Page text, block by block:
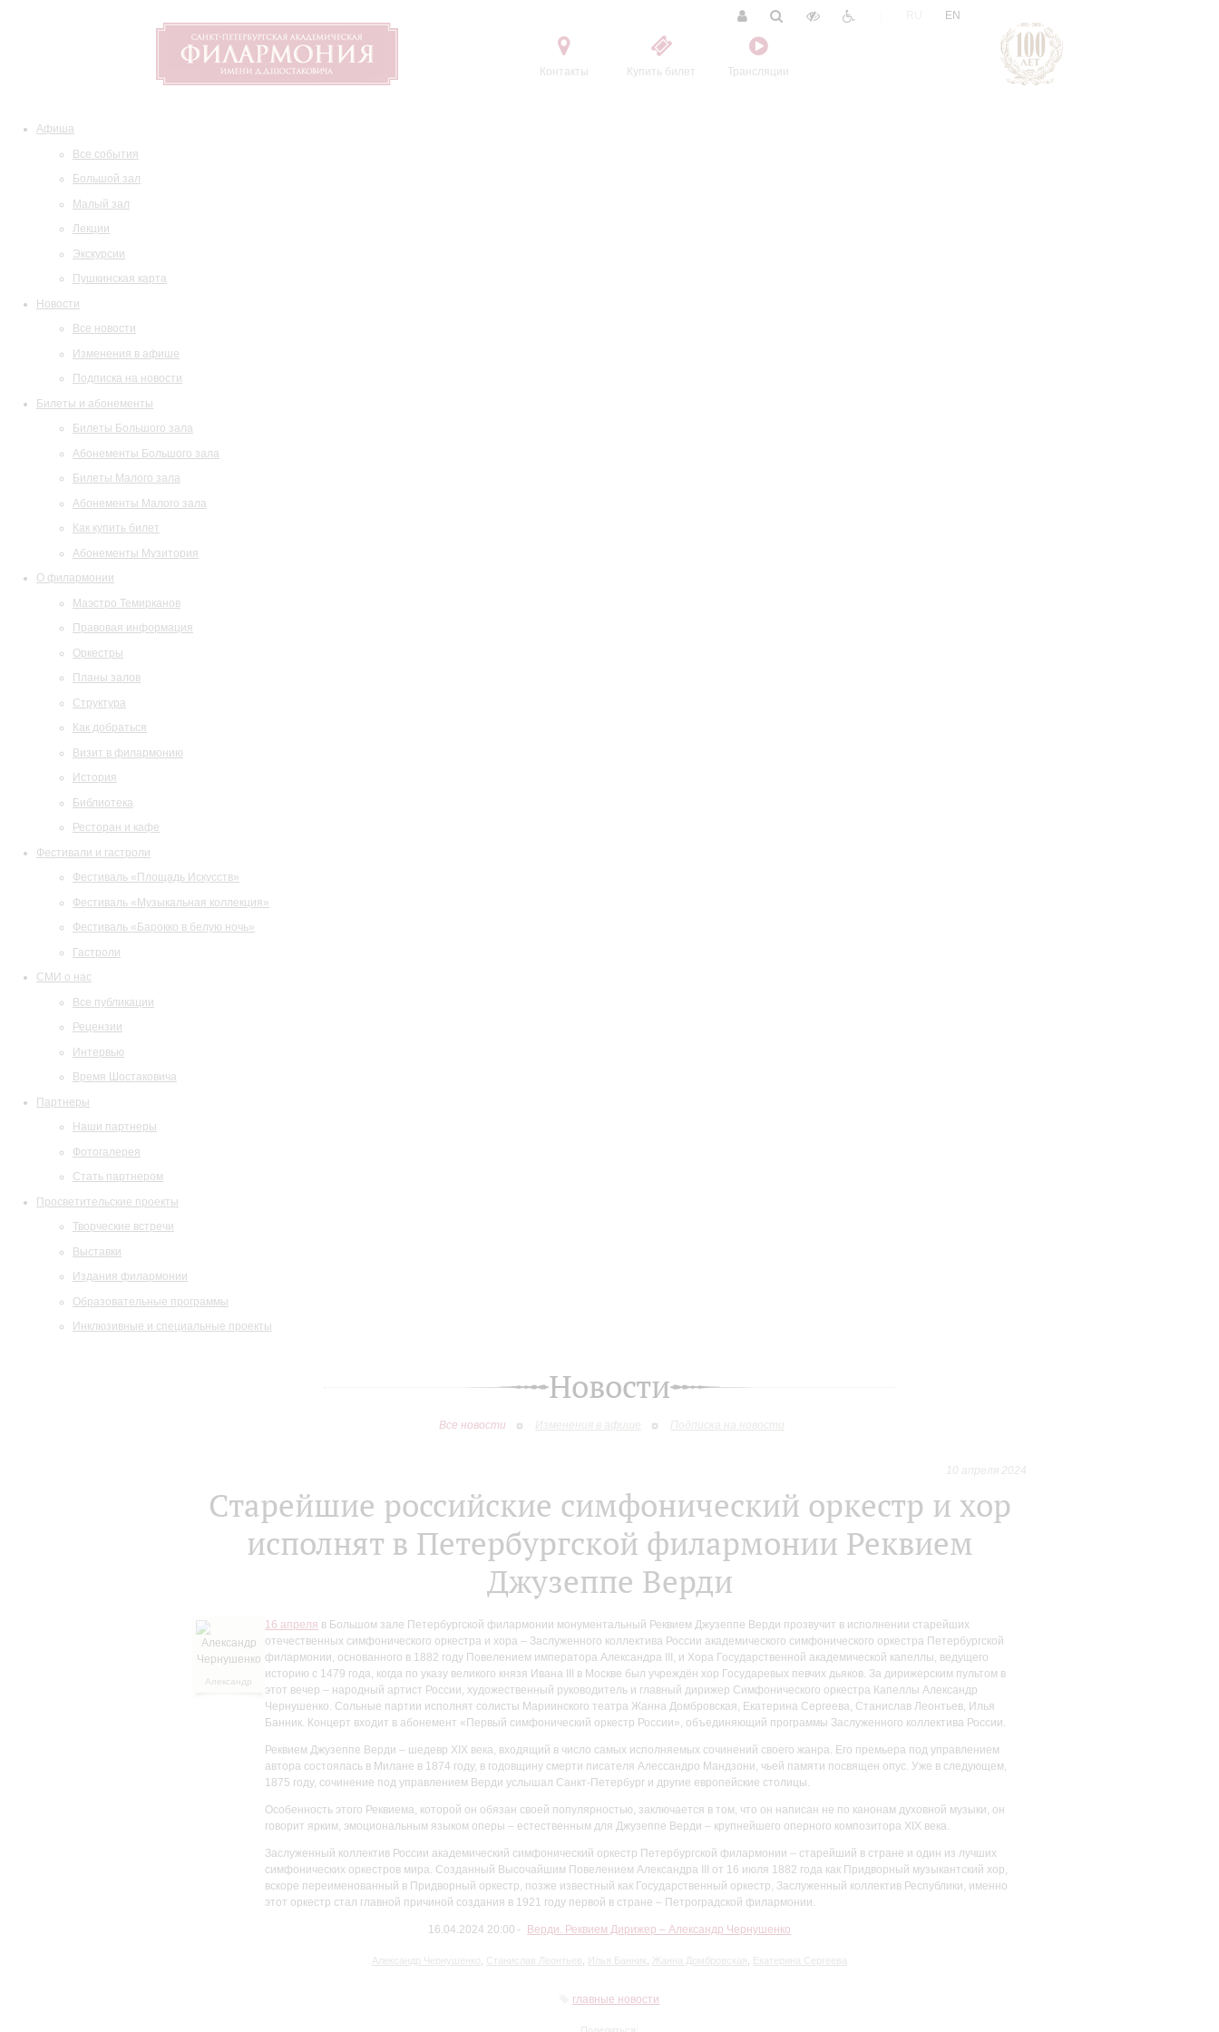
Контакты Купить билет Трансляции
EN
Афиша
Все события
Большой зал
Малый зал
Лекции
Экскурсии
Пушкинская карта
Новости
Все новости
Изменения в афише
Подписка на новости
Билеты и абонементы
Билеты Большого зала
Абонементы Большого зала
Билеты Малого зала
Абонементы Малого зала
Как купить билет
Абонементы Музитория
О филармонии
Маэстро Темирканов
Правовая информация
Оркестры
Планы залов
Структура
Как добраться
Визит в филармонию
История
Библиотека
Ресторан и кафе
Фестивали и гастроли
Фестиваль «Площадь Искусств»
Фестиваль «Музыкальная коллекция»
Фестиваль «Барокко в белую ночь»
Гастроли
СМИ о нас
Все публикации
Рецензии
Интервью
Время Шостаковича
Партнеры
Наши партнеры
Фотогалерея
Стать партнером
Просветительские проекты
Творческие встречи
Выставки
Издания филармонии
Образовательные программы
Инклюзивные и специальные проекты
Новости
Все новости Изменения в афише Подписка на новости
10 апреля 2024
Старейшие российские симфонический оркестр и хор
исполнят в Петербургской филармонии Реквием
Джузеппе Верди
Александр
16 апреля в Большом зале Петербургской филармонии монументальный Реквием Джузеппе Верди прозвучит в исполнении старейших
отечественных симфонического оркестра и хора – Заслуженного коллектива России академического симфонического оркестра Петербургской
филармонии, основанного в 1882 году Повелением императора Александра III, и Хора Государственной академической капеллы, ведущего
историю с 1479 года, когда по указу великого князя Ивана III в Москве был учреждён хор Государевых певчих дьяков. За дирижерским пультом в
этот вечер – народный артист России, художественный руководитель и главный дирижер Симфонического оркестра Капеллы Александр
Чернушенко. Сольные партии исполнят солисты Мариинского театра Жанна Домбровская, Екатерина Сергеева, Станислав Леонтьев, Илья
Банник. Концерт входит в абонемент «Первый симфонический оркестр России», объединяющий программы Заслуженного коллектива России.
Реквием Джузеппе Верди – шедевр XIX века, входящий в число самых исполняемых сочинений своего жанра. Его премьера под управлением
автора состоялась в Милане в 1874 году, в годовщину смерти писателя Алессандро Мандзони, чьей памяти посвящен опус. Уже в следующем,
1875 году, сочинение под управлением Верди услышал Санкт-Петербург и другие европейские столицы.
Особенность этого Реквиема, которой он обязан своей популярностью, заключается в том, что он написан не по канонам духовной музыки, он
говорит ярким, эмоциональным языком оперы – естественным для Джузеппе Верди – крупнейшего оперного композитора XIX века.
Заслуженный коллектив России академический симфонический оркестр Петербургской филармонии – старейший в стране и один из лучших
симфонических оркестров мира. Созданный Высочайшим Повелением Александра III от 16 июля 1882 года как Придворный музыкантский хор,
вскоре переименованный в Придворный оркестр, позже известный как Государственный оркестр, Заслуженный коллектив Республики, именно
этот оркестр стал главной причиной создания в 1921 году первой в стране – Петроградской филармонии.
16.04.2024 20:00 Верди. Реквием Дирижер – Александр Чернушенко
Александр Чернушенко Станислав Леонтьев Илья Банник Жанна Домбровская Екатерина Сергеева
главные новости
Поделиться: